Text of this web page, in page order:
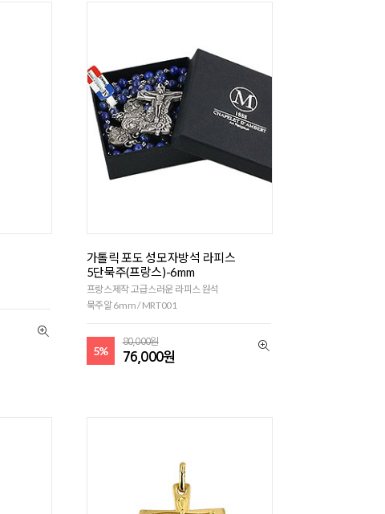
가톨릭 포도 성모자방석 라피스
5단묵주(프랑스)-6mm
프랑스제작 고급스러운 라피스 원석
묵주알 6mm / MRT001
5%
80,000원
76,000원